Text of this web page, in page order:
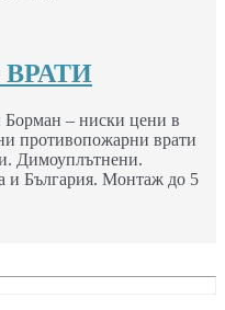
– ниски цени в
противопожарни врати
Димоуплътнени.
и България. Монтаж до 5